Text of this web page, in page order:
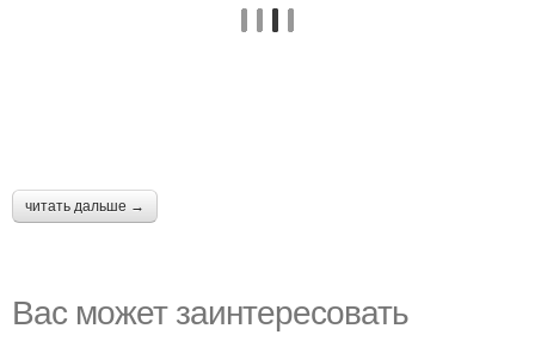
читать дальше →
Вас может заинтересовать